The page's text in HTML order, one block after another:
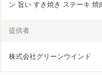
ン 旨い すき焼き ステーキ
提供者
株式会社グリーンウインド